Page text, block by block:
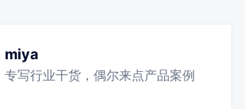
miya
专写行业干货，偶尔来点产品案例